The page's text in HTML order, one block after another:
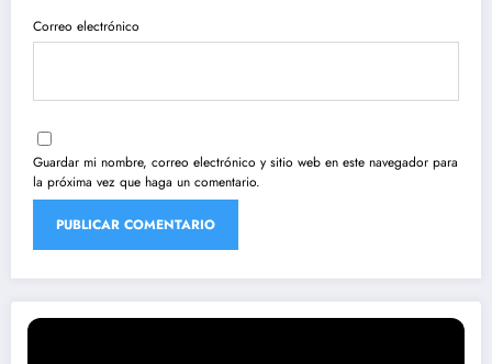
Correo electrónico
Guardar mi nombre, correo electrónico y sitio web en este navegador para
la próxima vez que haga un comentario.